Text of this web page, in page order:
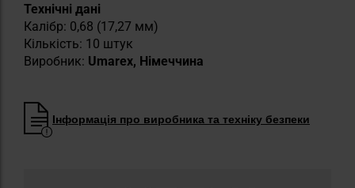
Технічні дані
Калібр: 0,68 (17,27 мм)
Кількість: 10 штук
Виробник: Umarex, Німеччина
Інформація про виробника та техніку безпеки